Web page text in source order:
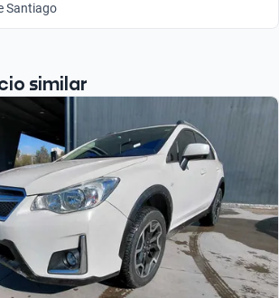
Santiago
similar